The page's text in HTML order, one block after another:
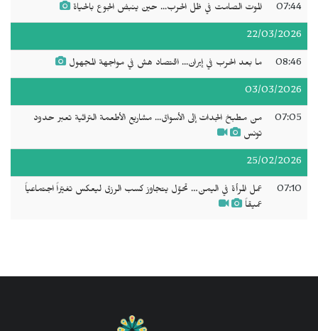
07:44 الموت الصامت في ظل الحرب... حين ينبض الجوع بالحياة
22/03/2026
08:46 ما بعد الحرب في إيران... اقتصاد هش في مواجهة المجهول
03/03/2026
07:05
من مطبخ الجدات إلى الأسواق... مشاريع الأطعمة التراثية تعبر حدود
تونس
25/02/2026
07:10
عمل المرأة في اليمن… تحوّل يتجاوز كسب الرزق ليعكس تغيّراً اجتماعياً
عميقاً